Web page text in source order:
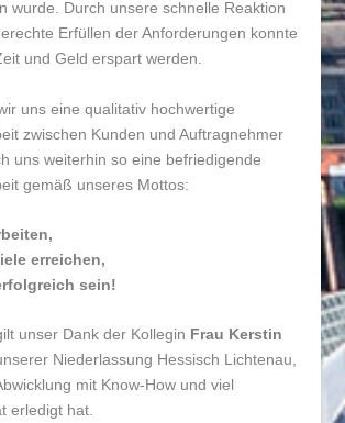
wurde. Durch unsere schnelle Reaktion
Erfüllen der Anforderungen konnte
und Geld erspart werden.
uns eine qualitativ hochwertige
zwischen Kunden und Auftragnehmer
uns weiterhin so eine befriedigende
gemäß unseres Mottos:
erreichen,
sein!
unser Dank der Kollegin Frau Kerstin
Niederlassung Hessisch Lichtenau,
mit Know-How und viel
erledigt hat.